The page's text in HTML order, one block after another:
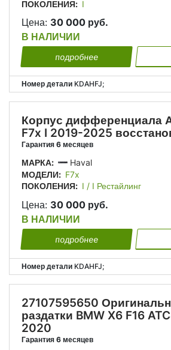
ПОКОЛЕНИЯ: I
Цена: 30 000 руб.
В НАЛИЧИИ
подробнее
Номер детали KDAHFJ;
Корпус дифференциала
F7x I 2019-2025
Гарантия 6 месяцев
МАРКА:
Haval
МОДЕЛИ: F7x
ПОКОЛЕНИЯ: I / I Рестайлинг
Цена: 30 000 руб.
В НАЛИЧИИ
подробнее
Номер детали KDAHFJ;
27107595650
раздатки BMW X6 F16
2020
Гарантия 6 месяцев